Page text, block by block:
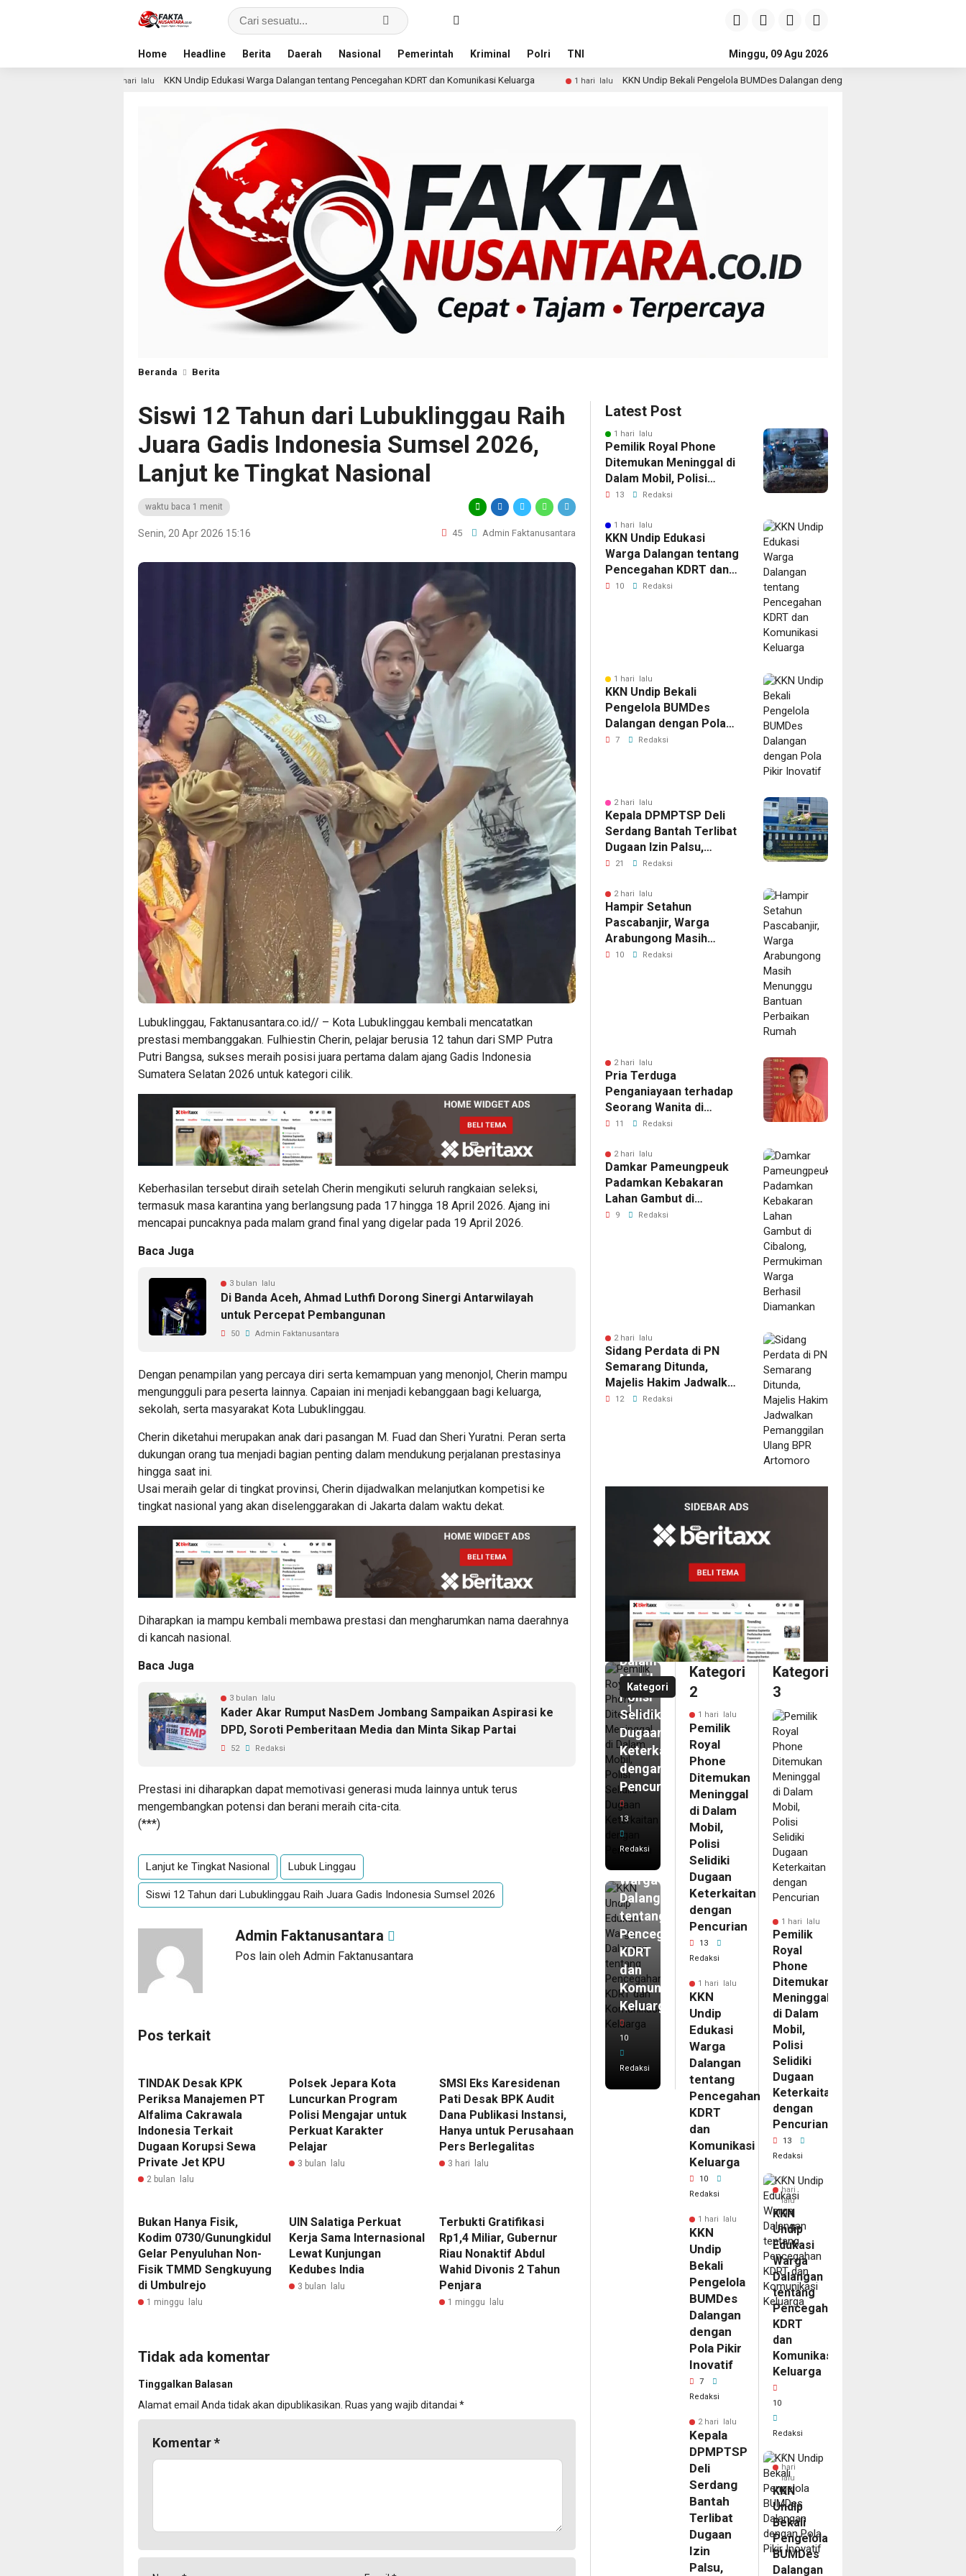
Home Headline Berita Daerah Nasional Pemerintah Kriminal Polri TNI Minggu, 09 Agu 2026
KKN Undip Edukasi Warga Dalangan tentang Pencegahan KDRT dan Komunikasi Keluarga 1 hari lalu KKN Undip Bekali Pengelola BUMDes Dalangan dengan Pola Pikir Inovatif
Beranda Berita
Siswi 12 Tahun dari Lubuklinggau Raih
Juara Gadis Indonesia Sumsel 2026,
Lanjut ke Tingkat Nasional
waktu baca 1 menit
Senin, 20 Apr 2026 15:16 45 Admin Faktanusantara
Lubuklinggau, Faktanusantara.co.id// – Kota Lubuklinggau kembali mencatatkan
prestasi membanggakan. Fulhiestin Cherin, pelajar berusia 12 tahun dari SMP Putra
Putri Bangsa, sukses meraih posisi juara pertama dalam ajang Gadis Indonesia
Sumatera Selatan 2026 untuk kategori cilik.
Keberhasilan tersebut diraih setelah Cherin mengikuti seluruh rangkaian seleksi,
termasuk masa karantina yang berlangsung pada 17 hingga 18 April 2026. Ajang ini
mencapai puncaknya pada malam grand final yang digelar pada 19 April 2026.
Baca Juga
3 bulan lalu
Di Banda Aceh, Ahmad Luthfi Dorong Sinergi Antarwilayah
untuk Percepat Pembangunan
50 Admin Faktanusantara
Dengan penampilan yang percaya diri serta kemampuan yang menonjol, Cherin mampu
mengungguli para peserta lainnya. Capaian ini menjadi kebanggaan bagi keluarga,
sekolah, serta masyarakat Kota Lubuklinggau.
Cherin diketahui merupakan anak dari pasangan M. Fuad dan Sheri Yuratni. Peran serta
dukungan orang tua menjadi bagian penting dalam mendukung perjalanan prestasinya
hingga saat ini.
Usai meraih gelar di tingkat provinsi, Cherin dijadwalkan melanjutkan kompetisi ke
tingkat nasional yang akan diselenggarakan di Jakarta dalam waktu dekat.
Diharapkan ia mampu kembali membawa prestasi dan mengharumkan nama daerahnya
di kancah nasional.
Baca Juga
3 bulan lalu
Kader Akar Rumput NasDem Jombang Sampaikan Aspirasi ke
DPD, Soroti Pemberitaan Media dan Minta Sikap Partai
52 Redaksi
Prestasi ini diharapkan dapat memotivasi generasi muda lainnya untuk terus
mengembangkan potensi dan berani meraih cita-cita.
(***)
Lanjut ke Tingkat Nasional Lubuk Linggau
Siswi 12 Tahun dari Lubuklinggau Raih Juara Gadis Indonesia Sumsel 2026
Admin Faktanusantara
Pos lain oleh Admin Faktanusantara
Pos terkait
TINDAK Desak KPK
Periksa Manajemen PT
Alfalima Cakrawala
Indonesia Terkait
Dugaan Korupsi Sewa
Private Jet KPU
2 bulan lalu
Polsek Jepara Kota
Luncurkan Program
Polisi Mengajar untuk
Perkuat Karakter
Pelajar
3 bulan lalu
SMSI Eks Karesidenan
Pati Desak BPK Audit
Dana Publikasi Instansi,
Hanya untuk Perusahaan
Pers Berlegalitas
3 hari lalu
Bukan Hanya Fisik,
Kodim 0730/Gunungkidul
Gelar Penyuluhan Non-
Fisik TMMD Sengkuyung
di Umbulrejo
1 minggu lalu
UIN Salatiga Perkuat
Kerja Sama Internasional
Lewat Kunjungan
Kedubes India
3 bulan lalu
Terbukti Gratifikasi
Rp1,4 Miliar, Gubernur
Riau Nonaktif Abdul
Wahid Divonis 2 Tahun
Penjara
1 minggu lalu
Tidak ada komentar
Tinggalkan Balasan
Alamat email Anda tidak akan dipublikasikan. Ruas yang wajib ditandai *
Komentar*
Latest Post
1 hari lalu
Pemilik Royal Phone
Ditemukan Meninggal di
Dalam Mobil, Polisi
Selidiki Dugaan
Pencurian
13 Redaksi
1 hari lalu
KKN Undip Edukasi
Warga Dalangan tentang
Pencegahan KDRT dan
Komunikasi Keluarga
10 Redaksi
1 hari lalu
KKN Undip Bekali
Pengelola BUMDes
Dalangan dengan Pola
Pikir Inovatif
7 Redaksi
2 hari lalu
Kepala DPMPTSP Deli
Serdang Bantah Terlibat
Dugaan Izin Palsu,
Tegaskan Proses
Jalur Resmi
21 Redaksi
2 hari lalu
Hampir Setahun
Pascabanjir, Warga
Arabungong Masih
Menunggu Bantuan
10 Redaksi
2 hari lalu
Pria Terduga
Penganiayaan terhadap
Seorang Wanita di
Medan Ditangkap Polisi
11 Redaksi
2 hari lalu
Damkar Pameungpeuk
Padamkan Kebakaran
Lahan Gambut di
Cibalong, Permukiman
9 Redaksi
2 hari lalu
Sidang Perdata di PN
Semarang Ditunda,
Majelis Hakim Jadwalkan
Pemanggilan Ulang BPR
12 Redaksi
Kategori
1
Ditemukan
Meninggal
Dalam
Mobil,
Polisi
Selidiki
Dugaan
Keterkaitan
dengan
Pencurian
13
Redaksi
1
hari
KKN
Undip
Edukasi
Warga
Dalangan
tentang
Pencegahan
KDRT
dan
Komunikasi
Keluarga
10
Redaksi
Kategori
2
1 hari lalu
Pemilik
Royal
Phone
Ditemukan
Meninggal
di Dalam
Mobil,
Polisi
Selidiki
Dugaan
Keterkaitan
dengan
Pencurian
13
Redaksi
1 hari lalu
KKN
Undip
Edukasi
Warga
Dalangan
tentang
Pencegahan
KDRT
dan
Komunikasi
Keluarga
10
Redaksi
1 hari lalu
KKN
Undip
Bekali
Pengelola
BUMDes
Dalangan
dengan
Pola Pikir
Inovatif
7
Redaksi
2 hari lalu
Kepala
DPMPTSP
Deli
Serdang
Bantah
Terlibat
Dugaan
Izin
Palsu,
Kategori
3
1 hari lalu
Pemilik
Royal
Phone
Ditemukan
Meninggal
di Dalam
Mobil,
Polisi
Selidiki
Dugaan
Keterkaitan
dengan
Pencurian
13
Redaksi
1
hari
lalu
KKN
Undip
Edukasi
Warga
Dalangan
tentang
Pencegahan
KDRT
dan
Komunikasi
Keluarga
10
Redaksi
1
hari
lalu
KKN
Undip
Bekali
Pengelola
BUMDes
Dalangan